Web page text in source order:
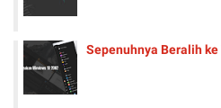
Sepenuhnya Beralih